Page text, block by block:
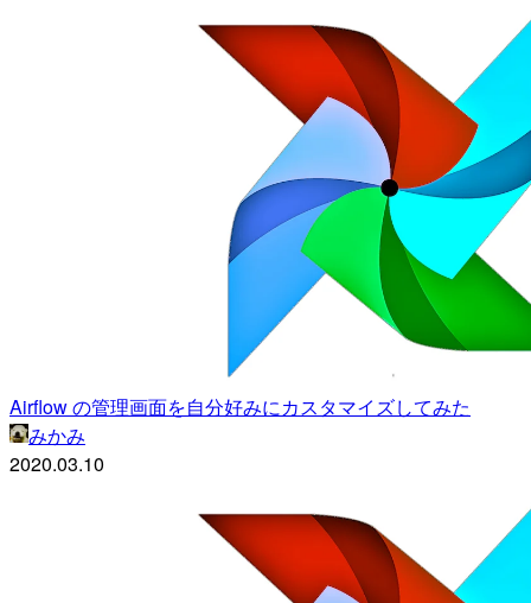
Airflow の管理画面を自分好みにカスタマイズしてみた
みかみ
2020.03.10